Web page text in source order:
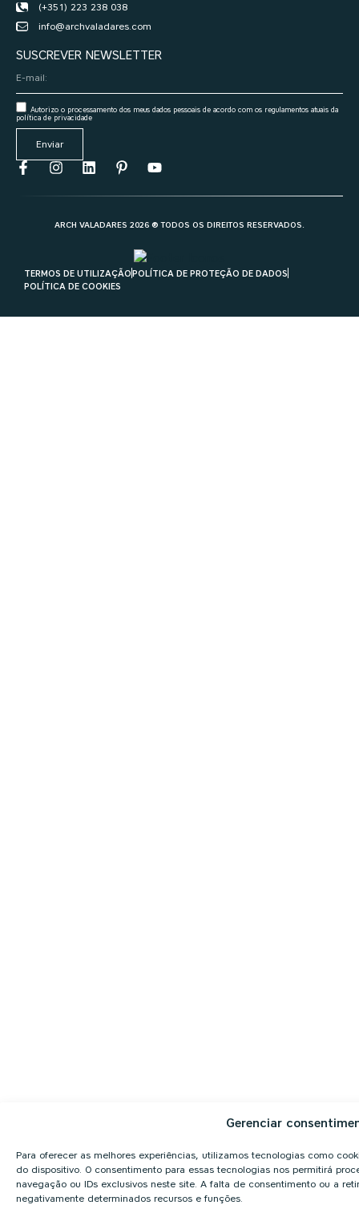
Gerenciar
Para oferecer as melhores experiências, utilizamos tecnologias como
do dispositivo. O consentimento para essas tecnologias nos permitirá
navegação ou IDs exclusivos neste site. A falta de consentimento ou a
negativamente determinados recursos e funções.
(+351) 223 238 038
info@archvaladares.com
SUSCREVER NEWSLETTER
Autorizo o processamento dos meus dados pessoais de acordo com os regulamentos atuais da
política de privacidade
Enviar
ARCH VALADARES 2026 ® TODOS OS DIREITOS RESERVADOS.
TERMOS DE UTILIZAÇÃOPOLÍTICA DE PROTEÇÃO DE DADOS
POLÍTICA DE COOKIES